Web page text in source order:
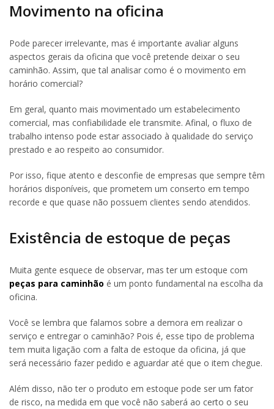
Movimento na oficina
Pode parecer irrelevante, mas é importante avaliar alguns
aspectos gerais da oficina que você pretende deixar o seu
caminhão. Assim, que tal analisar como é o movimento em
horário comercial?
Em geral, quanto mais movimentado um estabelecimento
comercial, mas confiabilidade ele transmite. Afinal, o fluxo de
trabalho intenso pode estar associado à qualidade do serviço
prestado e ao respeito ao consumidor.
Por isso, fique atento e desconfie de empresas que sempre têm
horários disponíveis, que prometem um conserto em tempo
recorde e que quase não possuem clientes sendo atendidos.
Existência de estoque de peças
Muita gente esquece de observar, mas ter um estoque com
peças para caminhão é um ponto fundamental na escolha da
oficina.
Você se lembra que falamos sobre a demora em realizar o
serviço e entregar o caminhão? Pois é, esse tipo de problema
tem muita ligação com a falta de estoque da oficina, já que
será necessário fazer pedido e aguardar até que o item chegue.
Além disso, não ter o produto em estoque pode ser um fator
de risco, na medida em que você não saberá ao certo o seu